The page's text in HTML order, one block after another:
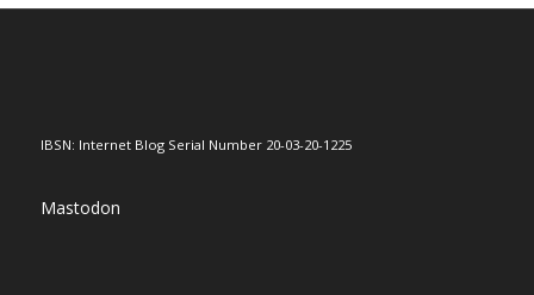
IBSN: Internet Blog Serial Number 20-03-20-1225
Mastodon